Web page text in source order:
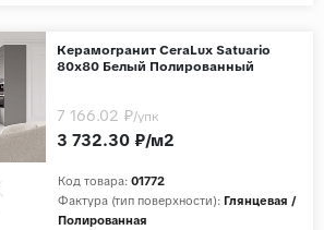
Керамогранит CeraLux Satuario
80x80 Белый Полированный
Код товара: 01772
Фактура (тип поверхности): Глянцевая /
Полированная
3 732.30 ₽/м2
7 166.02 ₽/упк